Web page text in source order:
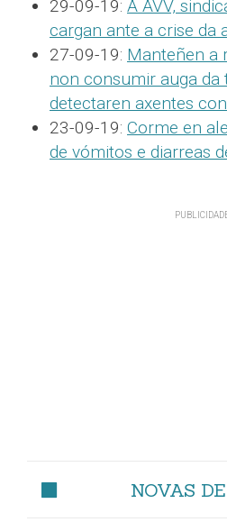
29-09-19: A AVV,
cargan ante a crise da
27-09-19: Manteñen a
non consumir auga da
detectaren axentes
23-09-19: Corme en
de vómitos e diarreas
NOVAS